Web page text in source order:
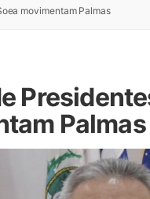
movimentam Palmas
Palmas